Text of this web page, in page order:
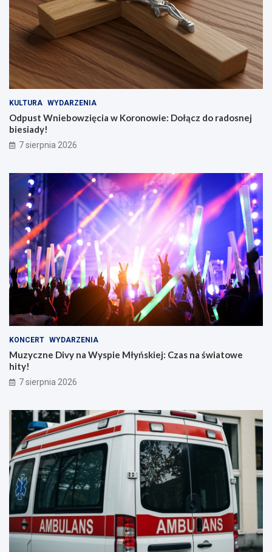
KULTURA WYDARZENIA
Odpust Wniebowzięcia w Koronowie: Dołącz do radosnej
biesiady!
7 sierpnia 2026
KONCERT WYDARZENIA
Muzyczne Divy na Wyspie Młyńskiej: Czas na światowe
hity!
7 sierpnia 2026